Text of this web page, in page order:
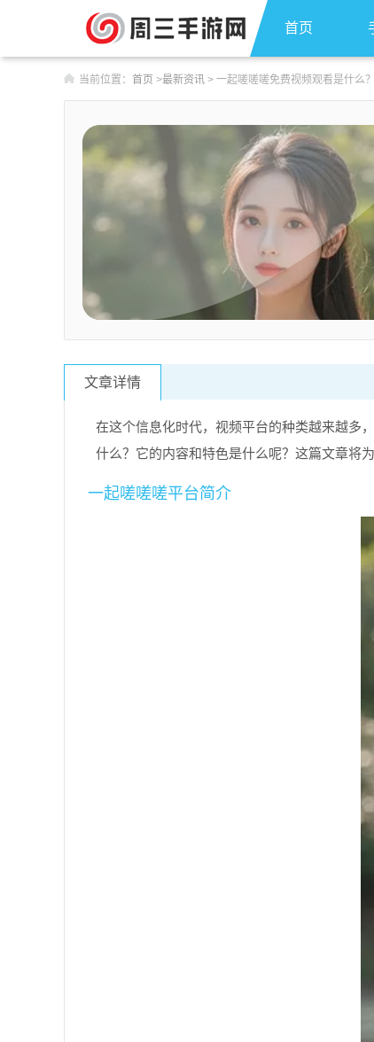
首页
当前位置： 首页 >最新资讯 > 一起嗟嗟嗟免费视频观看是什么
文章详情
在这个信息化时代，视频平台的种类越来越多
什么？它的内容和特色是什么呢？这篇文章将
一起嗟嗟嗟平台简介